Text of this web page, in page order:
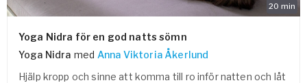
20 min
Yoga Nidra för en god natts sömn
Yoga Nidra med Anna Viktoria Åkerlund
Hjälp kropp och sinne att komma till ro inför natten och låt